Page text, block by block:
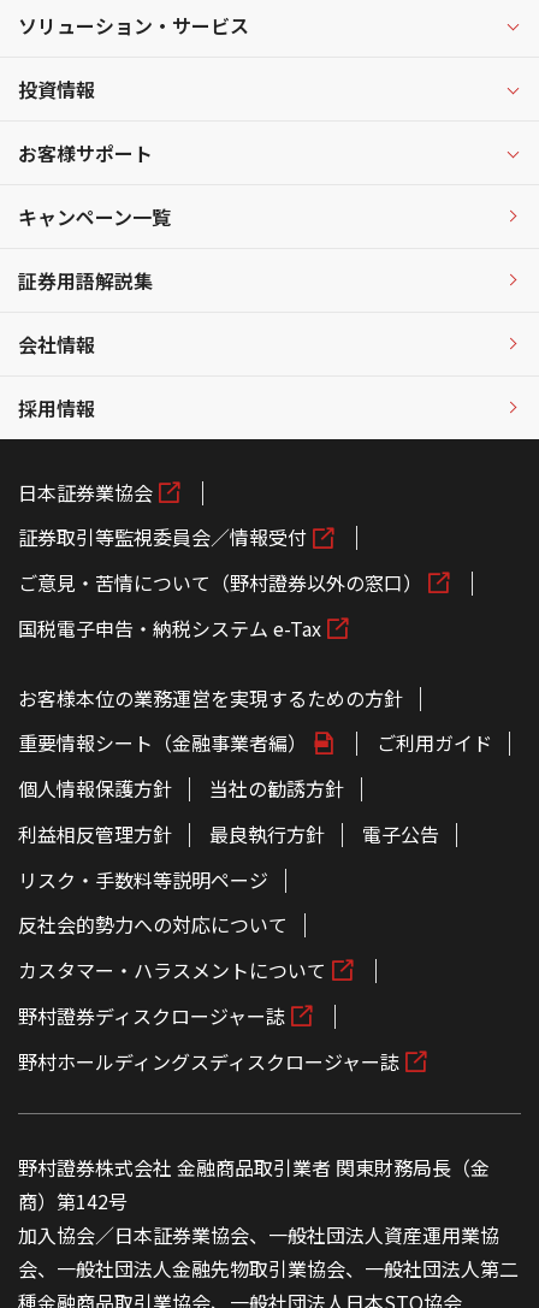
ソリューション・サービス
投資情報
お客様サポート
キャンペーン一覧
証券用語解説集
会社情報
採用情報
日本証券業協会
証券取引等監視委員会／情報受付
ご意見・苦情について（野村證券以外の窓口）
国税電子申告・納税システム e-Tax
お客様本位の業務運営を実現するための方針
重要情報シート（金融事業者編）
ご利用ガイド
個人情報保護方針
当社の勧誘方針
利益相反管理方針
最良執行方針
電子公告
リスク・手数料等説明ページ
反社会的勢力への対応について
カスタマー・ハラスメントについて
野村證券ディスクロージャー誌
野村ホールディングスディスクロージャー誌
野村證券株式会社 金融商品取引業者 関東財務局長（金
商）第142号
加入協会／日本証券業協会、一般社団法人資産運用業協
会、一般社団法人金融先物取引業協会、一般社団法人第二